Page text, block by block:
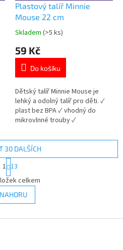
Plastový talíř Minnie
Mouse 22 cm
Průměrné
produktu
5,0
5
hvězdiček.
Skladem (>5 ks)
59 Kč
Do košíku
Dětský talíř Minnie Mouse je
lehký a odolný talíř pro děti. ✓
plast bez BPA ✓ vhodný do
mikrovlnné trouby ✓
👉 Více produktů Minnie Mouse
O
v
l
á
30 DALŠÍCH
S
t
r
á
n
k
v
1 13
celkem
NAHORU